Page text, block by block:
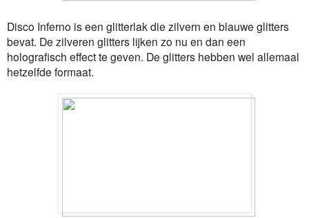
Disco Inferno is een glitterlak die zilvern en blauwe glitters
bevat. De zilveren glitters lijken zo nu en dan een
holografisch effect te geven. De glitters hebben wel allemaal
hetzelfde formaat.